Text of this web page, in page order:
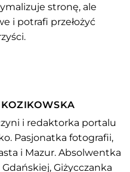
stronę, ale
i potrafi przełożyć
i redaktorka portalu
Pasjonatka fotografii,
i Mazur. Absolwentka
Giżycczanka